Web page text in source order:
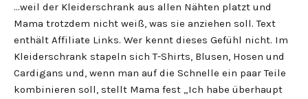
…weil der Kleiderschrank aus allen Nähten platzt und
Mama trotzdem nicht weiß, was sie anziehen soll. Text
enthält Affiliate Links. Wer kennt dieses Gefühl nicht. Im
Kleiderschrank stapeln sich T-Shirts, Blusen, Hosen und
Cardigans und, wenn man auf die Schnelle ein paar Teile
kombinieren soll, stellt Mama fest „Ich habe überhaupt